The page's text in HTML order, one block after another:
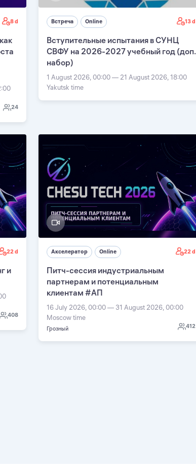
8 d
24
Встреча Online 13 d
Вступительные испытания в СУНЦ
СВФУ на 2026-2027 учебный год (доп.
набор)
1 August 2026, 00:00 — 21 August 2026, 18:00
Yakutsk time
22 d
и
408
Акселератор Online 22 d
Питч-сессия индустриальным
партнерам и потенциальным
клиентам #АП
16 July 2026, 00:00 — 31 August 2026, 00:00
Moscow time
Грозный 412